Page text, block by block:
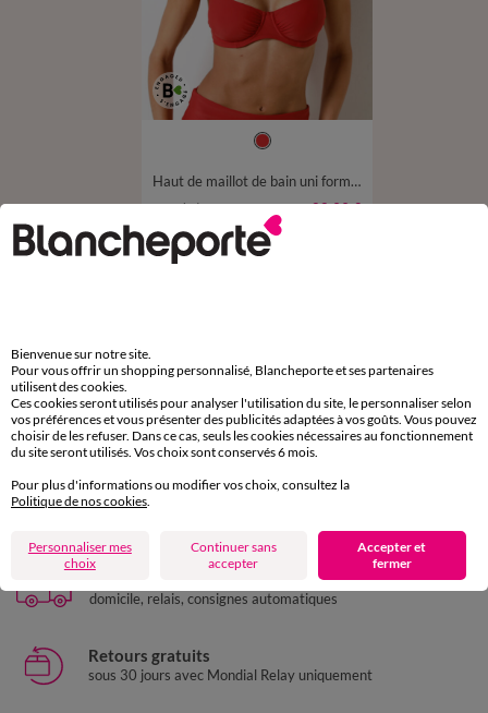
Haut de maillot de bain uni forme corbeille Solaro col diamant, avec armatures
à partir de 22,99 €
-50% dès 2 art Code 899013
Maillot de bain 2 pièces
Bikini femme
Bas de maillot de bain
Paiement 100% sécurisé
domicile, relais, consignes automatiques
Retours gratuits
sous 30 jours avec Mondial Relay uniquement
Bienvenue sur notre site.
Pour vous offrir un shopping personnalisé, Blancheporte et ses partenaires
utilisent des cookies.
Ces cookies seront utilisés pour analyser l'utilisation du site, le personnaliser selon
vos préférences et vous présenter des publicités adaptées à vos goûts. Vous pouvez
choisir de les refuser. Dans ce cas, seuls les cookies nécessaires au fonctionnement
du site seront utilisés. Vos choix sont conservés 6 mois.
Pour plus d'informations ou modifier vos choix, consultez la
Politique de nos cookies
Personnaliser mes
choix
Continuer sans
accepter
Accepter et
fermer